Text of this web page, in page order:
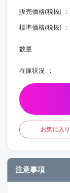
販売価格(税抜)
標準価格(税抜)
数量
在庫状況
お気に入
注意事項